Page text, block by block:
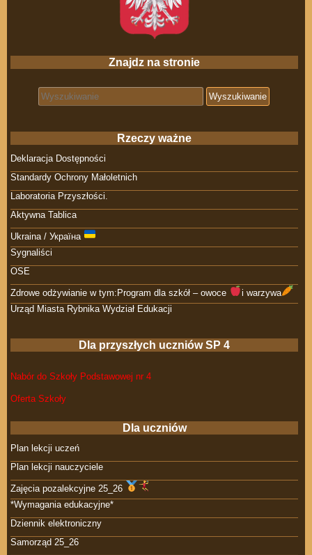
Znajdz na stronie
Search for:
Rzeczy ważne
Deklaracja Dostępności
Standardy Ochrony Małoletnich
Laboratoria Przyszłości.
Aktywna Tablica
Ukraina / Україна
Sygnaliści
OSE
Zdrowe odżywianie w tym:Program dla szkół – owoce
i warzywa
Urząd Miasta Rybnika Wydział Edukacji
Dla przyszłych uczniów SP 4
Nabór do Szkoły Podstawowej nr 4
Oferta Szkoły
Dla uczniów
Plan lekcji uczeń
Plan lekcji nauczyciele
Zajęcia pozalekcyjne 25_26
*Wymagania edukacyjne*
Dziennik elektroniczny
Samorząd 25_26